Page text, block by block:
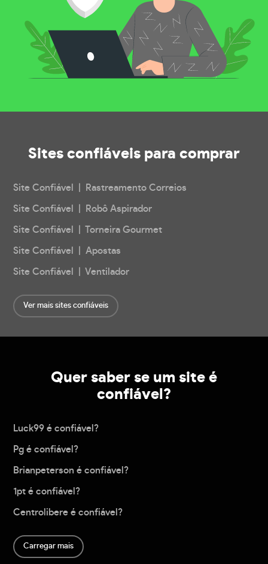
Sites confiáveis para comprar
Site Confiável | Rastreamento Correios
Site Confiável | Robô Aspirador
Site Confiável | Torneira Gourmet
Site Confiável | Apostas
Site Confiável | Ventilador
Ver mais sites confiáveis
Quer saber se um site é
confiável?
Luck99 é confiável?
Pg é confiável?
Brianpeterson é confiável?
1pt é confiável?
Centrolibere é confiável?
Carregar mais